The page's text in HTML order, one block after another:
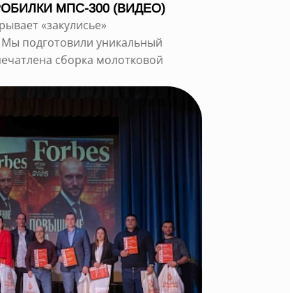
МПС-300 (ВИДЕО)
«закулисье»
подготовили уникальный
сборка молотковой